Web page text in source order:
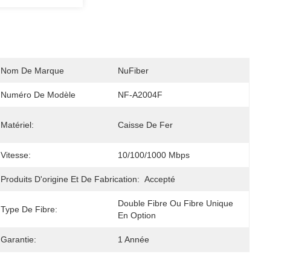
Nom De Marque NuFiber
Numéro De Modèle NF-A2004F
Matériel: Caisse De Fer
Vitesse: 10/100/1000 Mbps
Produits D'origine Et De Fabrication: Accepté
Type De Fibre:
Double Fibre Ou Fibre Unique
En Option
Garantie: 1 Année